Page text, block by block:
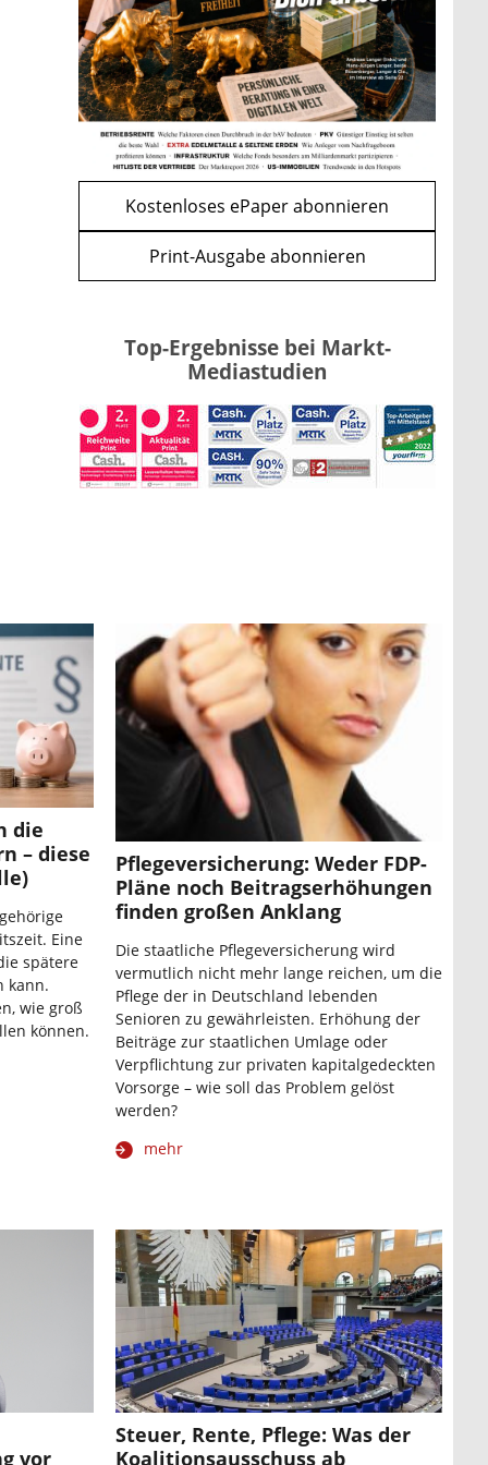
WEITERE ARTIKEL
zurückweiter
Bitcoin im Wartemodus: Fed
und CLARITY Act geben die
Richtung vor
mehr
Kostenloses ePaper abonnieren
Print-Ausgabe abonnieren
Top-Ergebnisse bei Markt-
Mediastudien
die
– diese
Eine
spätere
kann.
wie groß
können.
Pflegeversicherung: Weder FDP-
Pläne noch Beitragserhöhungen
finden großen Anklang
Die staatliche Pflegeversicherung wird
vermutlich nicht mehr lange reichen, um die
Pflege der in Deutschland lebenden
Senioren zu gewährleisten. Erhöhung der
Beiträge zur staatlichen Umlage oder
Verpflichtung zur privaten kapitalgedeckten
Vorsorge – wie soll das Problem gelöst
werden?
mehr
vor
Steuer, Rente, Pflege: Was der
Koalitionsausschuss ab